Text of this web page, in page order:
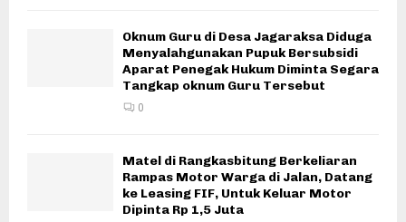
Oknum Guru di Desa Jagaraksa Diduga
Menyalahgunakan Pupuk Bersubsidi
Aparat Penegak Hukum Diminta Segara
Tangkap oknum Guru Tersebut
0
Matel di Rangkasbitung Berkeliaran
Rampas Motor Warga di Jalan, Datang
ke Leasing FIF, Untuk Keluar Motor
Dipinta Rp 1,5 Juta